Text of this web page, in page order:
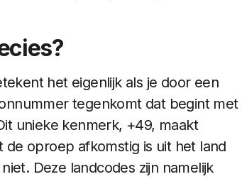
het eigenlijk als je door een
tegenkomt dat begint met
unieke kenmerk, +49, maakt
oproep afkomstig is uit het land
Deze landcodes zijn namelijk